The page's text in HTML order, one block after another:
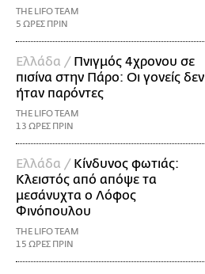
THE LIFO TEAM
5 ΩΡΕΣ ΠΡΙΝ
Ελλάδα / Πνιγμός 4χρονου σε
πισίνα στην Πάρο: Οι γονείς δεν
ήταν παρόντες
THE LIFO TEAM
13 ΩΡΕΣ ΠΡΙΝ
Ελλάδα / Κίνδυνος φωτιάς:
Κλειστός από απόψε τα
μεσάνυχτα ο Λόφος
Φινόπουλου
THE LIFO TEAM
15 ΩΡΕΣ ΠΡΙΝ